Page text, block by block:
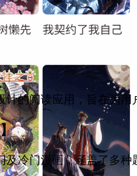
的阅读应用，旨在为
冷门漫画，涵盖了多